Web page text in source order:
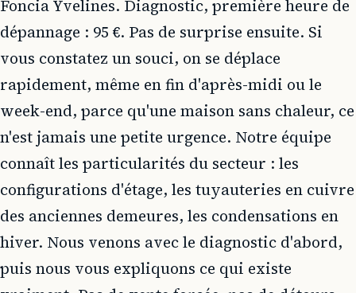
Foncia Yvelines. Diagnostic, première heure de
dépannage : 95 €. Pas de surprise ensuite. Si
vous constatez un souci, on se déplace
rapidement, même en fin d'après-midi ou le
week-end, parce qu'une maison sans chaleur, ce
n'est jamais une petite urgence. Notre équipe
connaît les particularités du secteur : les
configurations d'étage, les tuyauteries en cuivre
des anciennes demeures, les condensations en
hiver. Nous venons avec le diagnostic d'abord,
puis nous vous expliquons ce qui existe